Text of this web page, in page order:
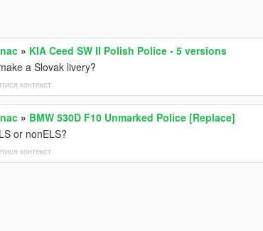
» KIA Ceed SW II Polish Police - 5 versions
a Slovak livery?
контекст
» BMW 530D F10 Unmarked Police [Replace]
or nonELS?
контекст